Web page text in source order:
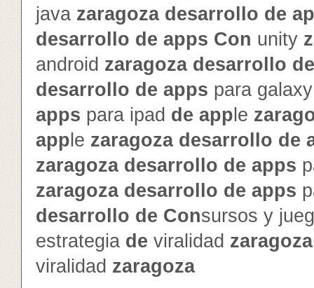
java zaragoza desarrollo de
desarrollo de apps Con unity
android zaragoza desarrollo de
desarrollo de apps para
apps para ipad de app le
app le zaragoza desarrollo de
zaragoza desarrollo de apps
zaragoza desarrollo de apps
desarrollo de Consursos y
estrategia de viralidad zaragoza
viralidad zaragoza